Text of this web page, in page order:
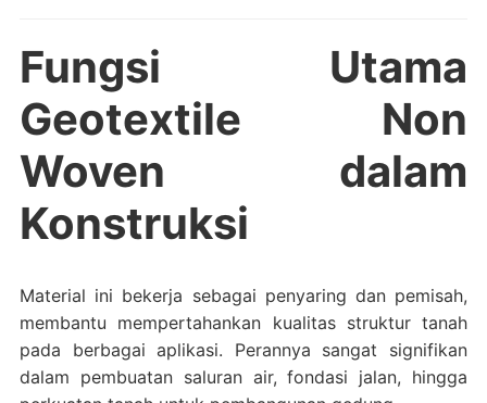
Fungsi Utama
Geotextile Non
Woven dalam
Konstruksi
Material ini bekerja sebagai penyaring dan pemisah,
membantu mempertahankan kualitas struktur tanah
pada berbagai aplikasi. Perannya sangat signifikan
dalam pembuatan saluran air, fondasi jalan, hingga